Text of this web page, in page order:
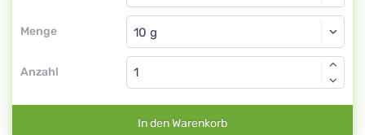
Menge
Globuli
Anzahl
In den Warenkorb